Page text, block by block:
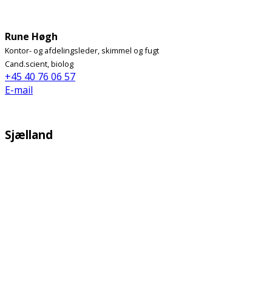
Rune Høgh
Kontor- og afdelingsleder, skimmel og fugt
Cand.scient, biolog
+45 40 76 06 57
E-mail
Sjælland